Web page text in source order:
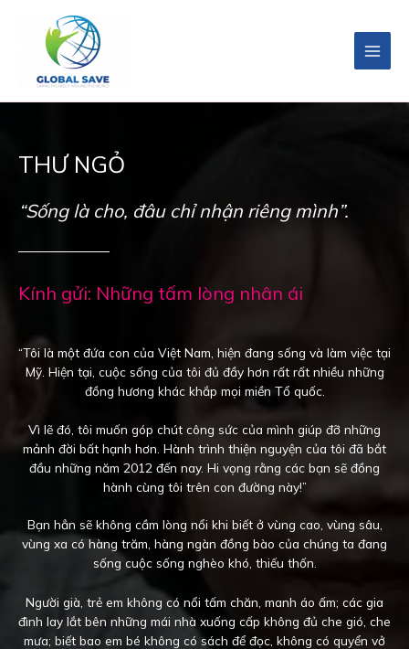
THƯ NGỎ
“Sống là cho, đâu chỉ nhận riêng mình”.
Kính gửi: Những tấm lòng nhân ái
“Tôi là một đứa con của Việt Nam, hiện đang sống và làm việc tại
Mỹ. Hiện tại, cuộc sống của tôi đủ đầy hơn rất rất nhiều những
đồng hương khác khắp mọi miền Tổ quốc.
Vì lẽ đó, tôi muốn góp chút công sức của mình giúp đỡ những
mảnh đời bất hạnh hơn. Hành trình thiện nguyện của tôi đã bắt
đầu những năm 2012 đến nay. Hi vọng rằng các bạn sẽ đồng
hành cùng tôi trên con đường này!”
Bạn hẳn sẽ không cầm lòng nổi khi biết ở vùng cao, vùng sâu,
vùng xa có hàng trăm, hàng ngàn đồng bào của chúng ta đang
sống cuộc sống nghèo khó, thiếu thốn.
Người già, trẻ em không có nổi tấm chăn, manh áo ấm; các gia
đình lay lắt bên những mái nhà xuống cấp không đủ che gió, che
mưa; biết bao em bé không có sách để đọc, không có quyển vở